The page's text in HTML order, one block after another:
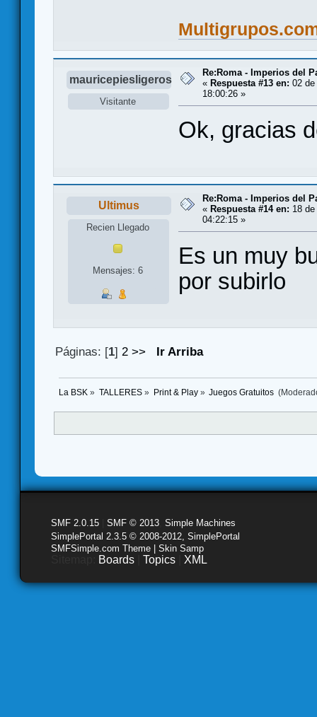
mauricepiesligeros
Visitante
Re:Roma - Imperios del
« Respuesta #13 en: 02
18:00:26 »
Ok, gracias
Ultimus
Recien Llegado
Mensajes: 6
Re:Roma - Imperios del
« Respuesta #14 en: 18
04:22:15 »
Es un muy
por subirlo
Páginas: [1] 2 >> Ir Arriba
La BSK » TALLERES» Print & Play» Juegos Gratuitos
SMF 2.0.15 SMF © 2013 Simple Machines
SimplePortal 2.3.5 © 2008-2012, SimplePortal
SMFSimple.com Theme | Skin Samp
Boards Topics XML